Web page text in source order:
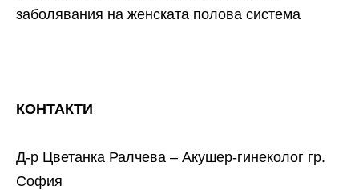
заболявания на женската полова система
КОНТАКТИ
Д-р Цветанка Ралчева – Акушер-гинеколог гр.
София